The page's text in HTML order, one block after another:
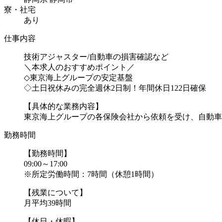
寮・社宅
あり
仕事内容
技術アジャスター/自動車の損害確認など
＼本求人のおすすめポイント／
◇東京海上グループの安定基盤
◇土日祝休みの完全週休2日制！年間休日122日確保
【具体的な業務内容】
東京海上グループの各保険会社から依頼を受け、自動
勤務時間
【勤務時間】
09:00～17:00
※所定労働時間：7時間（休憩1時間）
【残業について】
月平均39時間